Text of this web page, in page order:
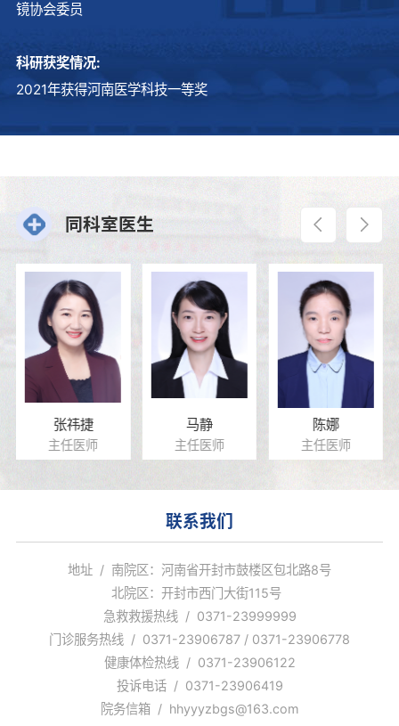
镜协会委员
科研获奖情况:
2021年获得河南医学科技一等奖
同科室医生
张祎捷
主任医师
马静
主任医师
陈娜
主任医师
联系我们
地址 / 南院区：河南省开封市鼓楼区包北路8号
北院区：开封市西门大街115号
急救救援热线 / 0371-23999999
门诊服务热线 / 0371-23906787 / 0371-23906778
健康体检热线 / 0371-23906122
投诉电话 / 0371-23906419
院务信箱 / hhyyyzbgs@163.com